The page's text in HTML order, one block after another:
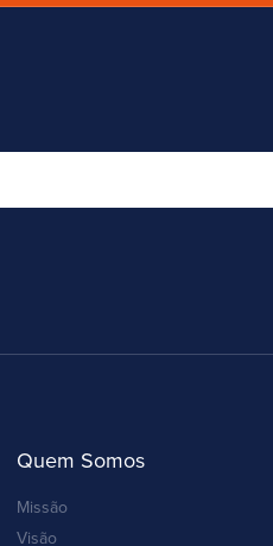
Quem Somos
Missão
Visão